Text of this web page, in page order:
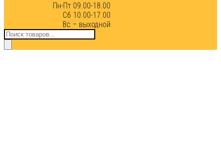
Пн-Пт 09.00-18.00
Сб 10.00-17.00
Вс – выходной
Поиск
товаров